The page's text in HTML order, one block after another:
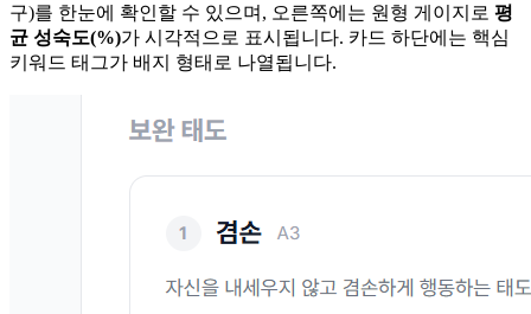
구)를 한눈에 확인할 수 있으며, 오른쪽에는 원형 게이지로 평
균 성숙도(%)가 시각적으로 표시됩니다. 카드 하단에는 핵심
키워드 태그가 배지 형태로 나열됩니다.